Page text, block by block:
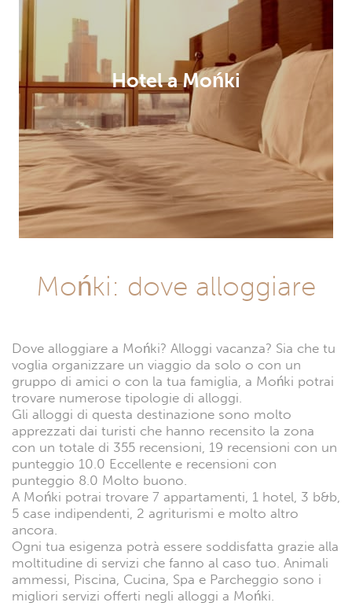
Hotel a Mońki
Mońki: dove alloggiare
Dove alloggiare a Mońki? Alloggi vacanza? Sia che tu
voglia organizzare un viaggio da solo o con un
gruppo di amici o con la tua famiglia, a Mońki potrai
trovare numerose tipologie di alloggi.
Gli alloggi di questa destinazione sono molto
apprezzati dai turisti che hanno recensito la zona
con un totale di 355 recensioni, 19 recensioni con un
punteggio 10.0 Eccellente e recensioni con
punteggio 8.0 Molto buono.
A Mońki potrai trovare 7 appartamenti, 1 hotel, 3 b&b,
5 case indipendenti, 2 agriturismi e molto altro
ancora.
Ogni tua esigenza potrà essere soddisfatta grazie alla
moltitudine di servizi che fanno al caso tuo. Animali
ammessi, Piscina, Cucina, Spa e Parcheggio sono i
migliori servizi offerti negli alloggi a Mońki.